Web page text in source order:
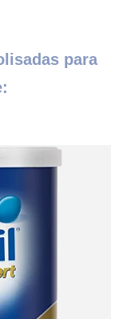
para